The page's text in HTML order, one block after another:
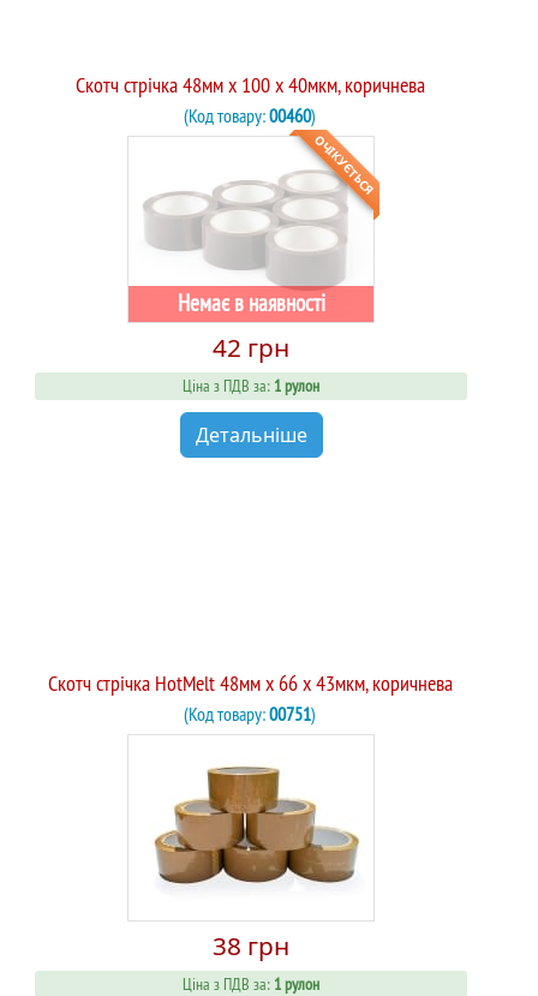
Скотч стрічка 48мм x 100 х 40мкм, коричнева
(Код товару:00460)
Немає в наявності
ОЧІКУЄТЬСЯ
42 грн
Ціна з ПДВ за: 1 рулон
Детальніше
Скотч стрічка HotMelt 48мм х 66 х 43мкм, коричнева
(Код товару:00751)
38 грн
Ціна з ПДВ за: 1 рулон